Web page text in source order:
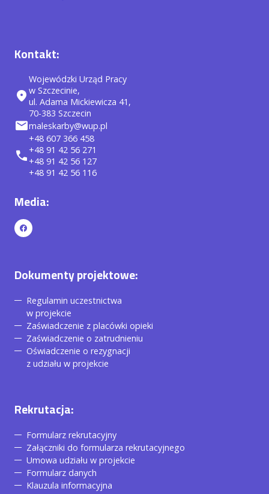
Kontakt:
location_on
Wojewódzki Urząd Pracy
w Szczecinie,
ul. Adama Mickiewicza 41,
70-383 Szczecin
mailmaleskarby@wup.pl
call
+48 607 366 458
+48 91 42 56 271
+48 91 42 56 127
+48 91 42 56 116
Media:
Dokumenty projektowe:
Regulamin uczestnictwa
w projekcie
Zaświadczenie z placówki opieki
Zaświadczenie o zatrudnieniu
Oświadczenie o rezygnacji
z udziału w projekcie
Rekrutacja:
Formularz rekrutacyjny
Załączniki do formularza rekrutacyjnego
Umowa udziału w projekcie
Formularz danych
Klauzula informacyjna